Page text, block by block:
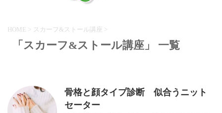
HOME > スカーフ&ストール講座 >
「スカーフ&ストール講座」 一覧
骨格と顔タイプ診断 似合うニット
セーター